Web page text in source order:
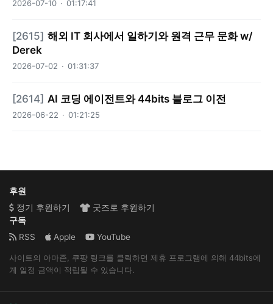
2026-07-10 · 01:17:41
[2615] 해외 IT 회사에서 일하기와 원격 근무 문화 w/
Derek
2026-07-02 · 01:31:37
[2614] AI 코딩 에이전트와 44bits 블로그 이전
2026-06-22 · 01:21:25
후원
정기 후원하기
굿즈로 후원하기
구독
RSS
Apple YouTube
사이트의 아마존, 쿠팡 링크를 클릭하면 제휴 프로그램에 의해 44bits에
게 일정 금액이 적립될 수 있습니다.